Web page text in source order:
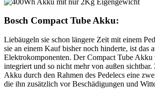
Bosch Compact Tube Akku:
Liebäugeln sie schon längere Zeit mit einem
sie an einem Kauf bisher noch hinderte, ist das
Elektrokomponenten. Der Compact Tube
integriert und so nicht mehr von außen sichtbar.
Akku durch den Rahmen des Pedelecs eine
die ihn zusätzlich vor Beschädigungen und